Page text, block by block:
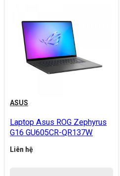
ASUS
Laptop Asus ROG Zephyrus
G16 GU605CR-QR137W
Liên hệ